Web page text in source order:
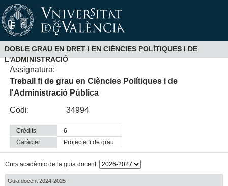
DOBLE GRAU EN DRET I EN CIÈNCIES POLÍTIQUES I DE
L'ADMINISTRACIÓ
Assignatura:
Treball fi de grau en Ciències Polítiques i de
l'Administració Pública
Codi:
34994
Crèdits
6
Caràcter
projecte fi de grau
Curs acadèmic de la guia docent:
Guia docent 2024-2025